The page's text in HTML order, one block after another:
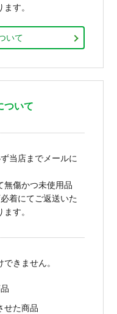
す。
いて
ついて
当店までメールに
無傷かつ未使用品
着にてご返送いた
す。
きません。
せた商品